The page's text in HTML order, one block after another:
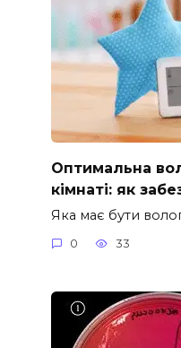
Оптимальна
кімнаті: як
Яка має бути
0 33